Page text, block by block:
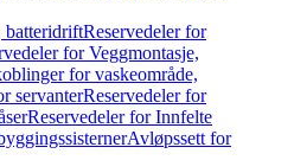
batteridriftReservedeler for
for Veggmontasje,
for vaskeområde,
servanterReservedeler for
Reservedeler for Innfelte
Avløpssett for